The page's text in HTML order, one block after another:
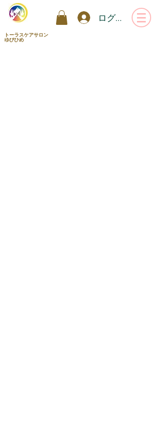
ログイン
トーラスケアサロン
ゆびひめ